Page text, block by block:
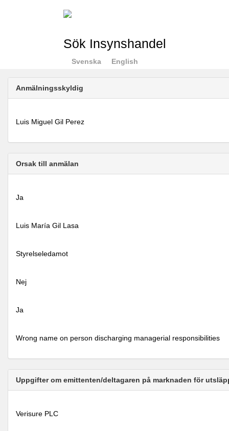
Sök Insynshandel
Svenska English
Anmälningsskyldig
Luis Miguel Gil Perez
Orsak till anmälan
Ja
Luis María Gil Lasa
Styrelseledamot
Nej
Ja
Wrong name on person discharging managerial responsibilities
Uppgifter om emittenten/deltagaren på marknaden för
Verisure PLC